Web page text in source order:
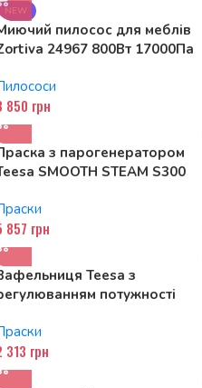
NEW
пилосос для меблів
24967 800Вт 17000Па
850 грн
з парогенератором
SMOOTH STEAM S300
857 грн
Teesa з
потужності
313 грн